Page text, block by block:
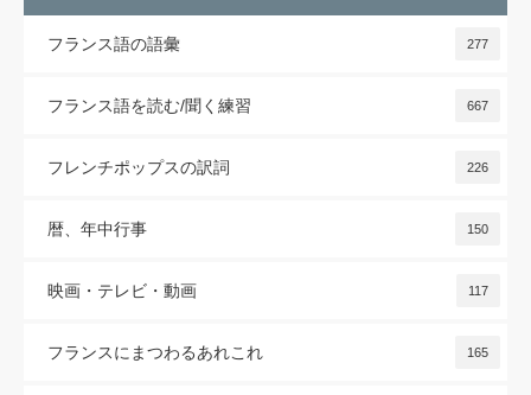
フランス語の語彙 277
フランス語を読む/聞く練習 667
フレンチポップスの訳詞 226
暦、年中行事 150
映画・テレビ・動画 117
フランスにまつわるあれこれ 165